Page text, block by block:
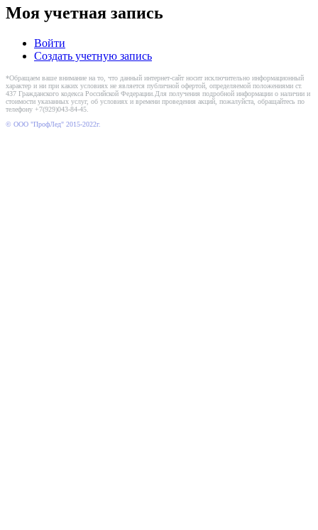
Моя учетная запись
Войти
Создать учетную запись
*Обращаем ваше внимание на то, что данный интернет-сайт носит исключительно информационный
характер и ни при каких условиях не является публичной офертой, определяемой положениями ст.
437 Гражданского кодекса Российской Федерации.Для получения подробной информации о наличии и
стоимости указанных услуг, об условиях и времени проведения акций, пожалуйста, обращайтесь по
телефону +7(929)043-84-45.
© ООО "ПрофЛед" 2015-2022г.